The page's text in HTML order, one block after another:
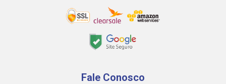
Fale Conosco